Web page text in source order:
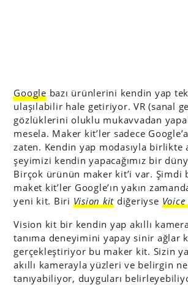
Google bazı ürünlerini kendin yap
ulaşılabilir hale getiriyor. VR (sanal
gözlüklerini oluklu mukavvadan
mesela. Maker kit’ler sadece
zaten. Kendin yap modasıyla birlikte
şeyimizi kendin yapacağımız bir
Birçok ürünün maker kit’i var. Şimdi
maket kit’ler Google’ın yakın
yeni kit. Biri Vision kit diğeriyse
Vision kit bir kendin yap akıllı
tanıma deneyimini yapay sinir ağlar
gerçekleştiriyor bu maker kit. Sizin
akıllı kamerayla yüzleri ve belirgin
tanıyabiliyor, duyguları